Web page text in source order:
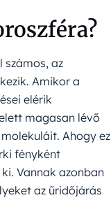
számos, az
Amikor a
elérik
magasan lévő
Ahogy ez
fényként
Vannak azonban
az űridőjárás